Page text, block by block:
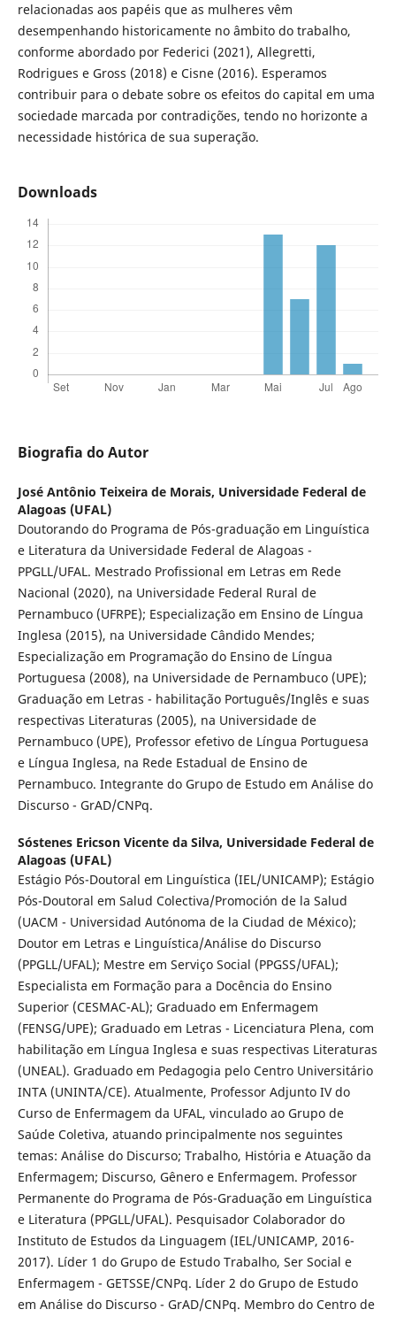
relacionadas aos papéis que as mulheres vêm
desempenhando historicamente no âmbito do trabalho,
conforme abordado por Federici (2021), Allegretti,
Rodrigues e Gross (2018) e Cisne (2016). Esperamos
contribuir para o debate sobre os efeitos do capital em uma
sociedade marcada por contradições, tendo no horizonte a
necessidade histórica de sua superação.
Downloads
Biografia do Autor
José Antônio Teixeira de Morais, Universidade Federal de
Alagoas (UFAL)
Doutorando do Programa de Pós-graduação em Linguística
e Literatura da Universidade Federal de Alagoas -
PPGLL/UFAL. Mestrado Profissional em Letras em Rede
Nacional (2020), na Universidade Federal Rural de
Pernambuco (UFRPE); Especialização em Ensino de Língua
Inglesa (2015), na Universidade Cândido Mendes;
Especialização em Programação do Ensino de Língua
Portuguesa (2008), na Universidade de Pernambuco (UPE);
Graduação em Letras - habilitação Português/Inglês e suas
respectivas Literaturas (2005), na Universidade de
Pernambuco (UPE), Professor efetivo de Língua Portuguesa
e Língua Inglesa, na Rede Estadual de Ensino de
Pernambuco. Integrante do Grupo de Estudo em Análise do
Discurso - GrAD/CNPq.
Sóstenes Ericson Vicente da Silva, Universidade Federal de
Alagoas (UFAL)
Estágio Pós-Doutoral em Linguística (IEL/UNICAMP); Estágio
Pós-Doutoral em Salud Colectiva/Promoción de la Salud
(UACM - Universidad Autónoma de la Ciudad de México);
Doutor em Letras e Linguística/Análise do Discurso
(PPGLL/UFAL); Mestre em Serviço Social (PPGSS/UFAL);
Especialista em Formação para a Docência do Ensino
Superior (CESMAC-AL); Graduado em Enfermagem
(FENSG/UPE); Graduado em Letras - Licenciatura Plena, com
habilitação em Língua Inglesa e suas respectivas Literaturas
(UNEAL). Graduado em Pedagogia pelo Centro Universitário
INTA (UNINTA/CE). Atualmente, Professor Adjunto IV do
Curso de Enfermagem da UFAL, vinculado ao Grupo de
Saúde Coletiva, atuando principalmente nos seguintes
temas: Análise do Discurso; Trabalho, História e Atuação da
Enfermagem; Discurso, Gênero e Enfermagem. Professor
Permanente do Programa de Pós-Graduação em Linguística
e Literatura (PPGLL/UFAL). Pesquisador Colaborador do
Instituto de Estudos da Linguagem (IEL/UNICAMP, 2016-
2017). Líder 1 do Grupo de Estudo Trabalho, Ser Social e
Enfermagem - GETSSE/CNPq. Líder 2 do Grupo de Estudo
em Análise do Discurso - GrAD/CNPq. Membro do Centro de